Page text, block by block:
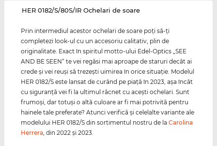
‌HER 0182/S/80S/IR Ochelari de soare
Prin intermediul acestor ochelari de soare poţi să-ţi
completezi look-ul cu un accesoriu calitativ, plin de
originalitate. Exact în spiritul motto-ului Edel-Optics „SEE
AND BE SEEN“ te vei regăsi mai aproape de staruri decât ai
crede şi vei reuşi să trezeşti uimirea în orice situaţie. Modelul
HER 0182/S este lansat de curând pe piaţă în 2023, aşa încât
cu siguranţă vei fi la ultimul răcnet cu aceşti ochelari. Sunt
frumoşi, dar totuşi o altă culoare ar fi mai potrivită pentru
hainele tale preferate? Atunci verifică şi celelalte variante ale
modelului HER 0182/S din sortimentul nostru de laCarolina
Herrera, din 2022 şi 2023.